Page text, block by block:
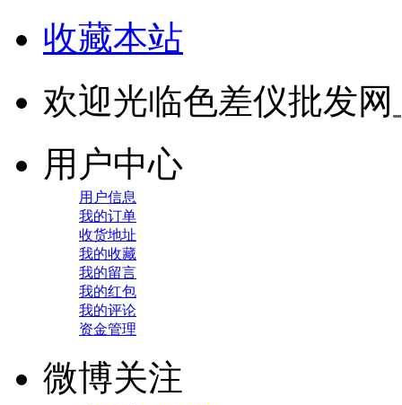
收藏本站
欢迎光临色差仪批发网
用户中心
用户信息
我的订单
收货地址
我的收藏
我的留言
我的红包
我的评论
资金管理
微博关注